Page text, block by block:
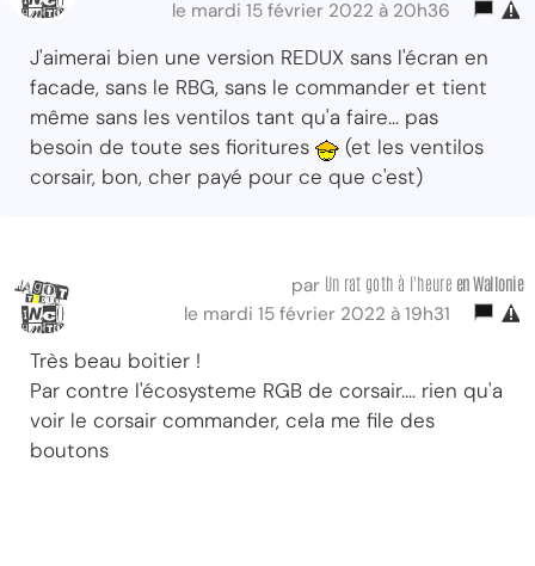
le mardi 15 février 2022 à 20h36
J'aimerai bien une version REDUX sans l'écran en
facade, sans le RBG, sans le commander et tient
même sans les ventilos tant qu'a faire... pas
besoin de toute ses fioritures
(et les ventilos
corsair, bon, cher payé pour ce que c'est)
par Un rat goth à l'heure en Wallonie
le mardi 15 février 2022 à 19h31
Très beau boitier !
Par contre l'écosysteme RGB de corsair.... rien qu'a
voir le corsair commander, cela me file des
boutons